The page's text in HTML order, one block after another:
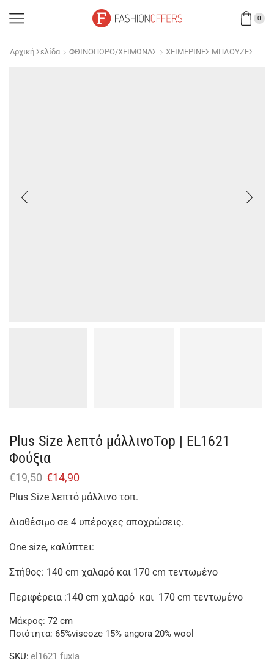
0
Αρχική Σελίδα ΦΘΙΝΟΠΩΡΟ/ΧΕΙΜΩΝΑΣ ΧΕΙΜΕΡΙΝΕΣ ΜΠΛΟΥΖΕΣ
Plus Size λεπτό μάλλινοTop | EL1621
Φούξια
€19,50 €14,90
Plus Size λεπτό μάλλινο τοπ.
Διαθέσιμο σε 4 υπέροχες αποχρώσεις.
One size, καλύπτει:
Στήθος: 140 cm χαλαρό και 170 cm τεντωμένο
Περιφέρεια :140 cm χαλαρό και 170 cm τεντωμένο
Μάκρος: 72 cm
Ποιότητα: 65%viscoze 15% angora 20% wool
SKU: el1621 fuxia